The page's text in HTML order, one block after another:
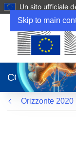
Skip to main
Un sito ufficiale
apre
in
una
nuova
finestra)
CORDIS
Orizzonte 2020